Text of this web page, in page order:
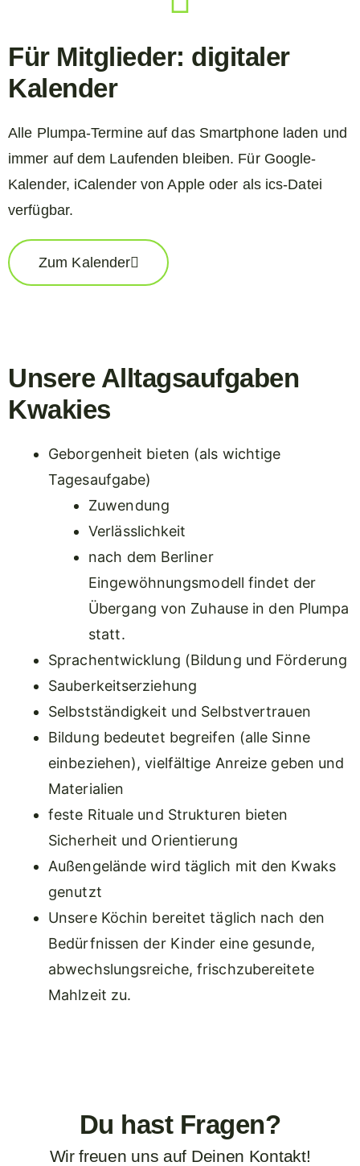
Für Mitglieder: digitaler
Kalender
Alle Plumpa-Termine auf das Smartphone laden und
immer auf dem Laufenden bleiben. Für Google-
Kalender, iCalender von Apple oder als ics-Datei
verfügbar.
Zum Kalender
Unsere Alltagsaufgaben
Kwakies
Geborgenheit bieten (als wichtige
Tagesaufgabe)
Zuwendung
Verlässlichkeit
nach dem Berliner
Eingewöhnungsmodell findet der
Übergang von Zuhause in den Plumpa
statt.
Sprachentwicklung (Bildung und Förderung
Sauberkeitserziehung
Selbstständigkeit und Selbstvertrauen
Bildung bedeutet begreifen (alle Sinne
einbeziehen), vielfältige Anreize geben und
Materialien
feste Rituale und Strukturen bieten
Sicherheit und Orientierung
Außengelände wird täglich mit den Kwaks
genutzt
Unsere Köchin bereitet täglich nach den
Bedürfnissen der Kinder eine gesunde,
abwechslungsreiche, frischzubereitete
Mahlzeit zu.
Du hast Fragen?
Wir freuen uns auf Deinen Kontakt!